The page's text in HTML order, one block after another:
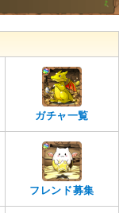
ガチャ一覧
フレンド募集